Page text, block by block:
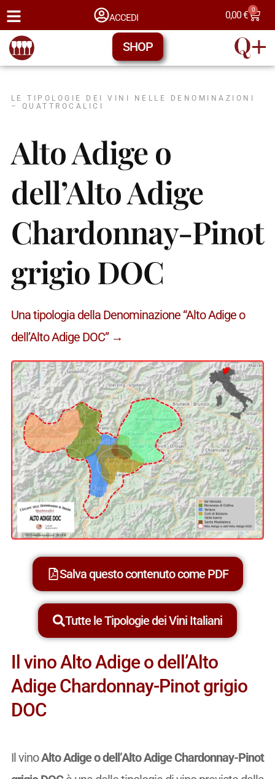
ACCEDI 0,00€ 0
SHOP
LE TIPOLOGIE DEI VINI NELLE DENOMINAZIONI
– QUATTROCALICI
Alto Adige o
dell’Alto Adige
Chardonnay-Pinot
grigio DOC
Una tipologia della Denominazione “Alto Adige o
dell’Alto Adige DOC” →
Salva questo contenuto come PDF
Tutte le Tipologie dei Vini Italiani
Il vino Alto Adige o dell’Alto
Adige Chardonnay-Pinot grigio
DOC
Il vinoAlto Adige o dell’Alto Adige Chardonnay-Pinot